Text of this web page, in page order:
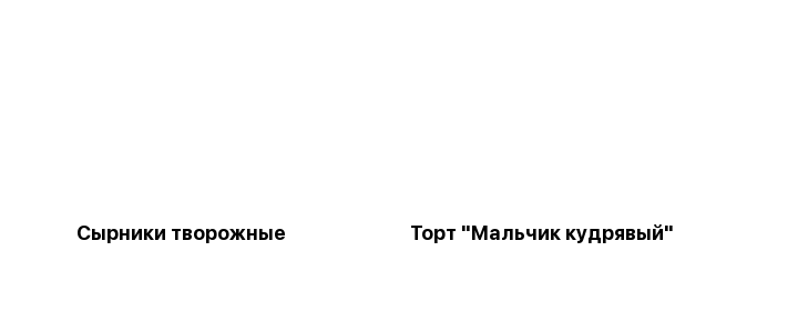
Сырники творожные Торт "Мальчик кудрявый"